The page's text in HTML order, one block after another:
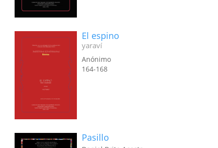
El espino
yaraví
Anónimo
164-168
Pasillo